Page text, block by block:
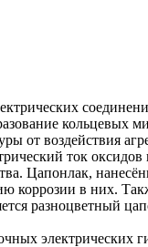
кольцевых
от воздействия
ток
Цапонлак,
в них.
разноцветный
электрических